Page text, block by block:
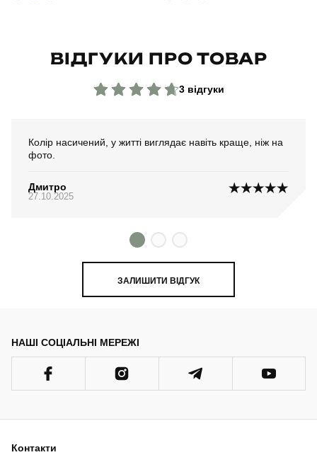
ВІДГУКИ ПРО ТОВАР
3 відгуки
Колір насичений, у житті виглядає навіть краще, ніж на
фото.
Дмитро
27.10.2025
ЗАЛИШИТИ ВІДГУК
НАШІ СОЦІАЛЬНІ МЕРЕЖІ
Контакти